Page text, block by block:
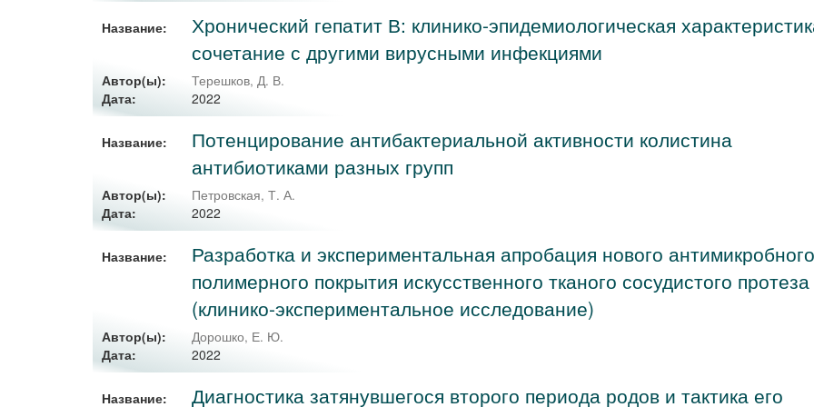
Название:
Хронический гепатит В: клинико-эпидемиологическая
сочетание с другими вирусными инфекциями
Автор(ы):
Терешков, Д. В.
Дата:
2022
Название:
Потенцирование антибактериальной активности колистина
антибиотиками разных групп
Автор(ы):
Петровская, Т. А.
Дата:
2022
Название:
Разработка и экспериментальная апробация нового
полимерного покрытия искусственного тканого сосудистого протеза
(клинико-экспериментальное исследование)
Автор(ы):
Дорошко, Е. Ю.
Дата:
2022
Название: Диагностика затянувшегося второго периода родов и тактика его